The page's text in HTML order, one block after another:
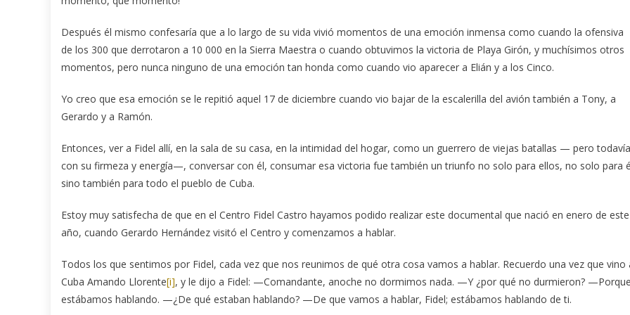
Después él mismo confesaría que a lo largo de su vida vivió momentos de una emoción inmensa como cuando la ofensiva
de los 300 que derrotaron a 10 000 en la Sierra Maestra o cuando obtuvimos la victoria de Playa Girón, y muchísimos otros
momentos, pero nunca ninguno de una emoción tan honda como cuando vio aparecer a Elián y a los Cinco.
Yo creo que esa emoción se le repitió aquel 17 de diciembre cuando vio bajar de la escalerilla del avión también a Tony, a
Gerardo y a Ramón.
Entonces, ver a Fidel allí, en la sala de su casa, en la intimidad del hogar, como un guerrero de viejas batallas — pero todavía
con su firmeza y energía—, conversar con él, consumar esa victoria fue también un triunfo no solo para ellos, no solo para
sino también para todo el pueblo de Cuba.
Estoy muy satisfecha de que en el Centro Fidel Castro hayamos podido realizar este documental que nació en enero de este
año, cuando Gerardo Hernández visitó el Centro y comenzamos a hablar.
Todos los que sentimos por Fidel, cada vez que nos reunimos de qué otra cosa vamos a hablar. Recuerdo una vez que vino
Cuba Amando Llorente[i], y le dijo a Fidel: —Comandante, anoche no dormimos nada. —Y ¿por qué no durmieron? —Porque
estábamos hablando. —¿De qué estaban hablando? —De que vamos a hablar, Fidel; estábamos hablando de ti.